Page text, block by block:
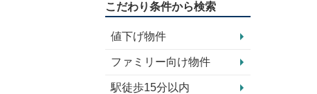
こだわり条件から検索
値下げ物件
ファミリー向け物件
駅徒歩15分以内